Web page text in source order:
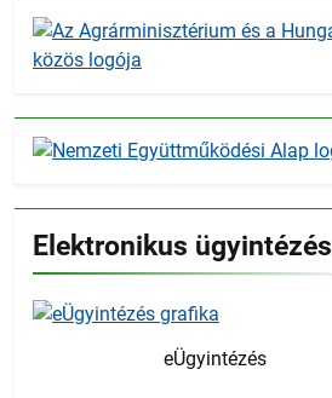
Elektronikus ügyintézés
eÜgyintézés